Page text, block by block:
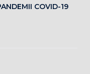
COVID-19